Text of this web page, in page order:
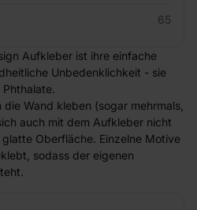
65
Aufkleber ist ihre einfache
Unbedenklichkeit - sie
Wand kleben (sogar mehrmals,
auch mit dem Aufkleber nicht
Oberfläche. Einzelne Motive
sodass der eigenen